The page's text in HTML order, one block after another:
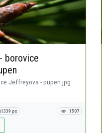
borovice
Jeffreyova - pupen.jpg
px 1507